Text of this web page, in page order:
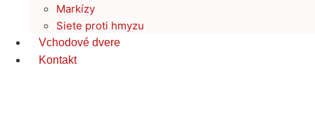
Markízy
Siete proti hmyzu
Vchodové dvere
Kontakt